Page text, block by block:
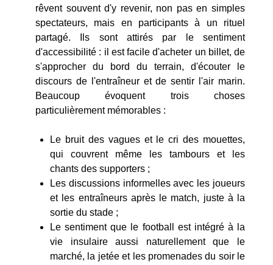
rêvent souvent d'y revenir, non pas en simples
spectateurs, mais en participants à un rituel
partagé. Ils sont attirés par le sentiment
d'accessibilité : il est facile d'acheter un billet, de
s'approcher du bord du terrain, d'écouter le
discours de l'entraîneur et de sentir l'air marin.
Beaucoup évoquent trois choses
particulièrement mémorables :
Le bruit des vagues et le cri des mouettes,
qui couvrent même les tambours et les
chants des supporters ;
Les discussions informelles avec les joueurs
et les entraîneurs après le match, juste à la
sortie du stade ;
Le sentiment que le football est intégré à la
vie insulaire aussi naturellement que le
marché, la jetée et les promenades du soir le